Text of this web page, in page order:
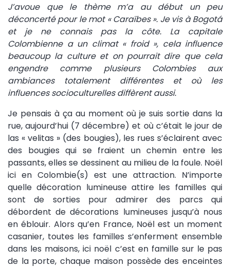
J’avoue que le thème m’a au début un peu
déconcerté pour le mot « Caraïbes ». Je vis à Bogotá
et je ne connais pas la côte. La capitale
Colombienne a un climat « froid », cela influence
beaucoup la culture et on pourrait dire que cela
engendre comme plusieurs Colombies aux
ambiances totalement différentes et où les
influences socioculturelles diffèrent aussi.
Je pensais à ça au moment où je suis sortie dans la
rue, aujourd’hui (7 décembre) et où c’était le jour de
las « velitas » (des bougies), les rues s’éclairent avec
des bougies qui se fraient un chemin entre les
passants, elles se dessinent au milieu de la foule. Noël
ici en Colombie(s) est une attraction. N’importe
quelle décoration lumineuse attire les familles qui
sont de sorties pour admirer des parcs qui
débordent de décorations lumineuses jusqu’à nous
en éblouir. Alors qu’en France, Noël est un moment
casanier, toutes les familles s’enferment ensemble
dans les maisons, ici noël c’est en famille sur le pas
de la porte, chaque maison possède des enceintes